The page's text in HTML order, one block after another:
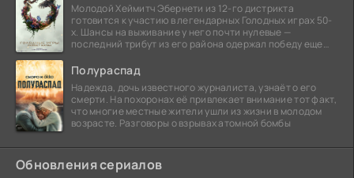
Молодой Хеймитч Эбернети из 12-го дистрикта
готовится к участию в легендарных Голодных играх 50-
х. Шансы на выживание у него почти нулевые —
последний трибут из его района одержал победу еще
Полураспад
Надежда, дочь известного журналиста, узнаёт о его
смерти. На похоронах её привлекает внимание тот факт,
что многие местные жители ушли из жизни в молодом
возрасте. Разговоры о взрывах атомной бомбы
Обновления сериалов